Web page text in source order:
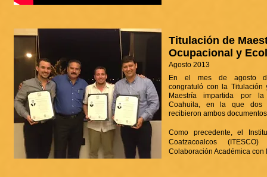
Titulación de
Ocupacional y
Agosto 2013
En el mes de agosto
congratuló con la
Maestría impartida por
Coahuila, en la que dos
recibieron ambos
Como precedente, el
Coatzacoalcos
Colaboración Académica